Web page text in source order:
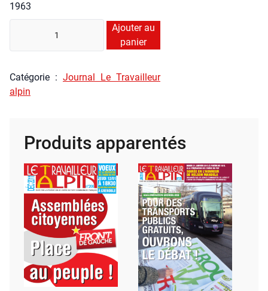
1963
té
Le
Tra­
tembre
1953
Ajouter au
panier
Caté­go­rie : Jour­nal Le Tra­vailleur
alpin
Produits apparentés